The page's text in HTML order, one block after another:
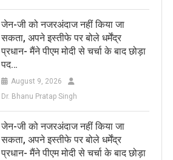
जेन-जी को नजरअंदाज नहीं किया जा
सकता, अपने इस्तीफे पर बोले धर्मेंद्र
प्रधान- मैंने पीएम मोदी से चर्चा के बाद छोड़ा
पद…
August 9, 2026
Dr. Bhanu Pratap Singh
जेन-जी को नजरअंदाज नहीं किया जा
सकता, अपने इस्तीफे पर बोले धर्मेंद्र
प्रधान- मैंने पीएम मोदी से चर्चा के बाद छोड़ा